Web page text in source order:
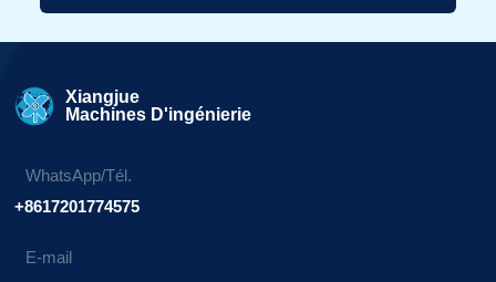
Xiangjue
Machines D'ingénierie
WhatsApp/Tél.
+8617201774575
E-mail